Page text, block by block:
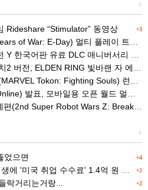
+
+3
Rideshare “Stimulator” 동영상
E-Day) 멀티 플레이 트레일러(XBSX/PC)
유료 DLC 애니버서리 확장팩, 8월 5일 판매 시작
RING 빛바랜 자 에디션 패키지 예약 판매, 8월 5일 시작
Tokon: Fighting Souls) 런칭 트레일러
모바일용 오픈 월드 멀티플레이 생존 크래프트
Wars Z: Break the World Chapter) Remastered 제작 결정
+
+4
었으면
+2
'미국 취업 수수료' 1.4억 원 검토
+2
락거리는거랑...